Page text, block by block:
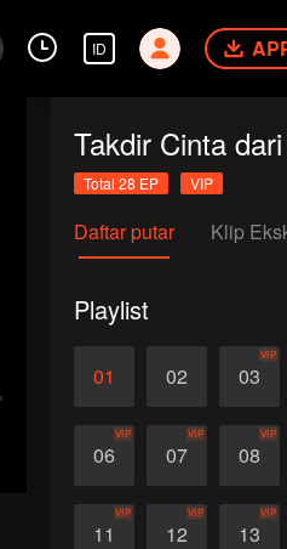
ID
Takdir Cinta
Total 28 EP VIP
Daftar putar Klip
Playlist
01 02 03
VIP
06
VIP
07
VIP
08
VIP
11
VIP
12
VIP
13
VIP